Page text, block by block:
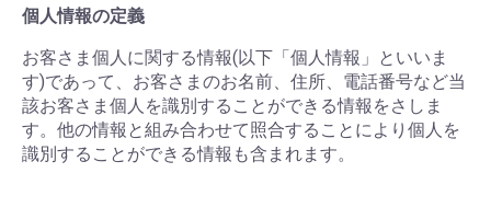
個人情報の定義
お客さま個人に関する情報(以下「個人情報」といいま
す)であって、お客さまのお名前、住所、電話番号など当
該お客さま個人を識別することができる情報をさしま
す。他の情報と組み合わせて照合することにより個人を
識別することができる情報も含まれます。